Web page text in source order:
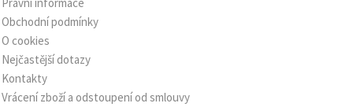
Obchodní podmínky
O cookies
Nejčastější dotazy
Kontakty
Vrácení zboží a odstoupení od smlouvy